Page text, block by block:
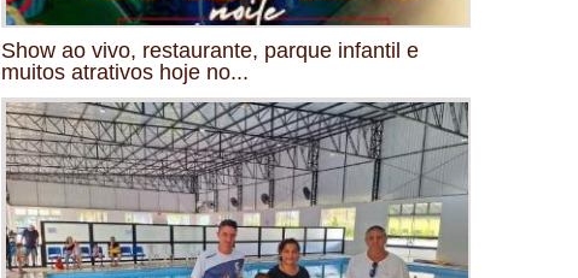
Show ao vivo, restaurante, parque infantil e
muitos atrativos hoje no...